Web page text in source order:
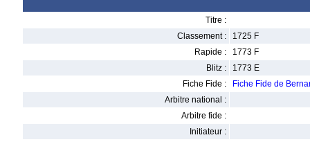
Titre :
Classement :
1725 F
Rapide :
1773 F
Blitz :
1773 E
Fiche Fide :
Fiche Fide de
Arbitre national :
Arbitre fide :
Initiateur :